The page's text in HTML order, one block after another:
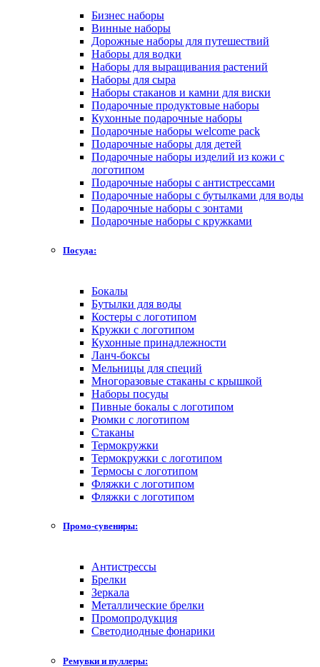
Бизнес наборы
Винные наборы
Дорожные наборы для путешествий
Наборы для водки
Наборы для выращивания растений
Наборы для сыра
Наборы стаканов и камни для виски
Подарочные продуктовые наборы
Кухонные подарочные наборы
Подарочные наборы welcome pack
Подарочные наборы для детей
Подарочные наборы изделий из кожи с
логотипом
Подарочные наборы с антистрессами
Подарочные наборы с бутылками для воды
Подарочные наборы с зонтами
Подарочные наборы с кружками
Посуда:
Бокалы
Бутылки для воды
Костеры с логотипом
Кружки с логотипом
Кухонные принадлежности
Ланч-боксы
Мельницы для специй
Многоразовые стаканы с крышкой
Наборы посуды
Пивные бокалы с логотипом
Рюмки с логотипом
Стаканы
Термокружки
Термокружки с логотипом
Термосы с логотипом
Фляжки с логотипом
Фляжки с логотипом
Промо-сувениры:
Антистрессы
Брелки
Зеркала
Металлические брелки
Промопродукция
Светодиодные фонарики
Ремувки и пуллеры: